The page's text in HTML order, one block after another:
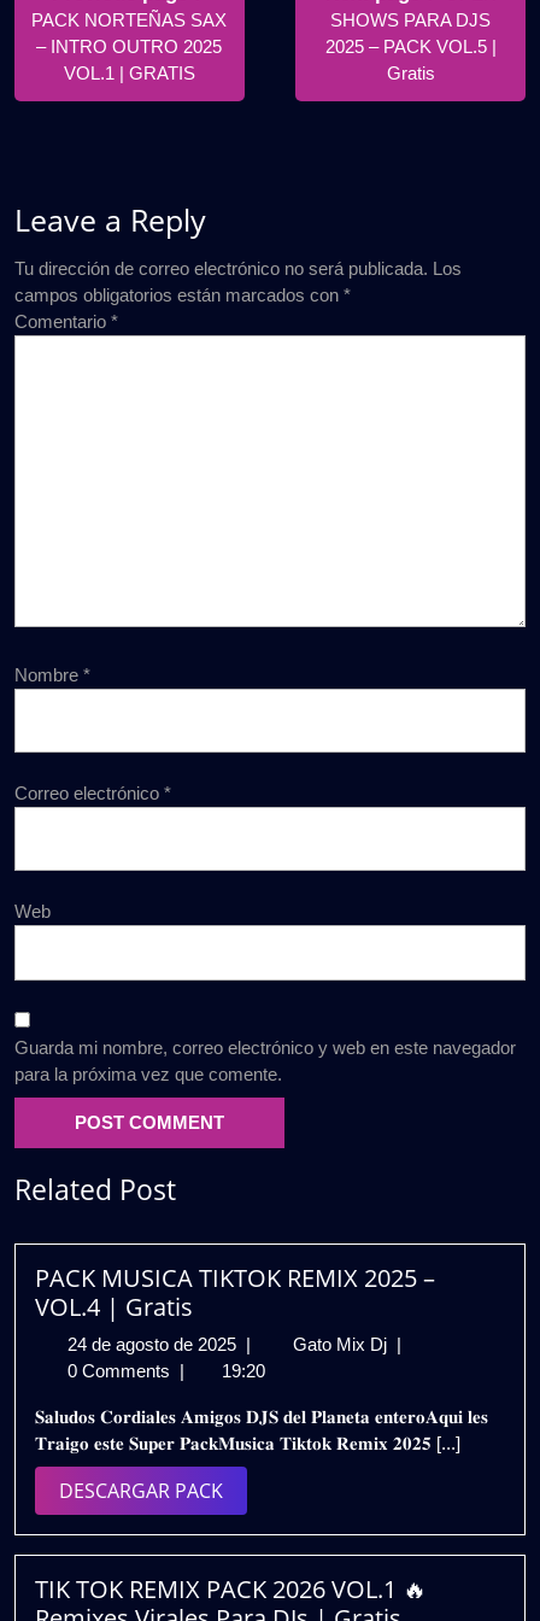
entradas
Posts
PACK NORTEÑAS SAX
– INTRO OUTRO 2025
VOL.1 | GRATIS
Posts
SHOWS PARA DJS
2025 – PACK VOL.5 |
Gratis
Leave a Reply
Tu dirección de correo electrónico no será publicada. Los
campos obligatorios están marcados con *
Comentario *
Nombre *
Correo electrónico *
Web
Guarda mi nombre, correo electrónico y web en este navegador
para la próxima vez que comente.
Related Post
PACK MUSICA TIKTOK REMIX 2025 –
VOL.4 | Gratis
24 de agosto de 2025 24
de
de
2025
| Gato Mix Dj PACK
REMIX
2025
Gratis
|
0 Comments | 19:20
𝐒𝐚𝐥𝐮𝐝𝐨𝐬 𝐂𝐨𝐫𝐝𝐢𝐚𝐥𝐞𝐬 𝐀𝐦𝐢𝐠𝐨𝐬 𝐃𝐉𝐒 𝐝𝐞𝐥 𝐏𝐥𝐚𝐧𝐞𝐭𝐚 𝐞𝐧𝐭𝐞𝐫𝐨𝐀𝐪𝐮𝐢 𝐥𝐞𝐬
𝐓𝐫𝐚𝐢𝐠𝐨 𝐞𝐬𝐭𝐞 𝐒𝐮𝐩𝐞𝐫 𝐏𝐚𝐜𝐤𝐌𝐮𝐬𝐢𝐜𝐚 𝐓𝐢𝐤𝐭𝐨𝐤 𝐑𝐞𝐦𝐢𝐱 𝟐𝟎𝟐𝟓 [...]
DESCARGAR PACKDESCARGAR
PACK
TIK TOK REMIX PACK 2026 VOL.1 🔥